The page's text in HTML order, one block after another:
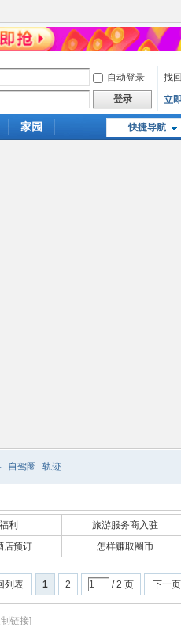
自动登录
找
登录
立
快捷导航
家园
自驾圈 轨迹
利
旅游服务商入驻
店预订
怎样赚取圈币
1 2 / 2 页 下一页
列表
链接]